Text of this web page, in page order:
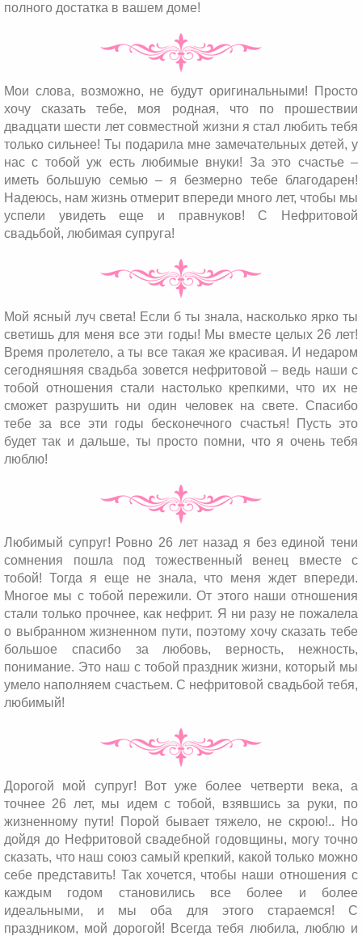
полного достатка в вашем доме!
Мои слова, возможно, не будут оригинальными! Просто
хочу сказать тебе, моя родная, что по прошествии
двадцати шести лет совместной жизни я стал любить тебя
только сильнее! Ты подарила мне замечательных детей, у
нас с тобой уж есть любимые внуки! За это счастье –
иметь большую семью – я безмерно тебе благодарен!
Надеюсь, нам жизнь отмерит впереди много лет, чтобы мы
успели увидеть еще и правнуков! С Нефритовой
свадьбой, любимая супруга!
Мой ясный луч света! Если б ты знала, насколько ярко ты
светишь для меня все эти годы! Мы вместе целых 26 лет!
Время пролетело, а ты все такая же красивая. И недаром
сегодняшняя свадьба зовется нефритовой – ведь наши с
тобой отношения стали настолько крепкими, что их не
сможет разрушить ни один человек на свете. Спасибо
тебе за все эти годы бесконечного счастья! Пусть это
будет так и дальше, ты просто помни, что я очень тебя
люблю!
Любимый супруг! Ровно 26 лет назад я без единой тени
сомнения пошла под тожественный венец вместе с
тобой! Тогда я еще не знала, что меня ждет впереди.
Многое мы с тобой пережили. От этого наши отношения
стали только прочнее, как нефрит. Я ни разу не пожалела
о выбранном жизненном пути, поэтому хочу сказать тебе
большое спасибо за любовь, верность, нежность,
понимание. Это наш с тобой праздник жизни, который мы
умело наполняем счастьем. С нефритовой свадьбой тебя,
любимый!
Дорогой мой супруг! Вот уже более четверти века, а
точнее 26 лет, мы идем с тобой, взявшись за руки, по
жизненному пути! Порой бывает тяжело, не скрою!.. Но
дойдя до Нефритовой свадебной годовщины, могу точно
сказать, что наш союз самый крепкий, какой только можно
себе представить! Так хочется, чтобы наши отношения с
каждым годом становились все более и более
идеальными, и мы оба для этого стараемся! С
праздником, мой дорогой! Всегда тебя любила, люблю и